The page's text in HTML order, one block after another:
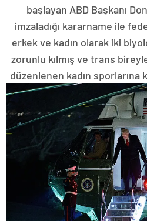
başlayan ABD Başkanı
imzaladığı kararname ile
erkek ve kadın olarak iki
zorunlu kılmış ve trans
düzenlenen kadın sporlarına